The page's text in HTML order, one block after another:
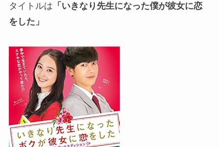
タイトルは 「いきなり先生になった僕が彼女に恋
をした」